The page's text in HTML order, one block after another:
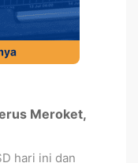
Meroket,
hari ini dan